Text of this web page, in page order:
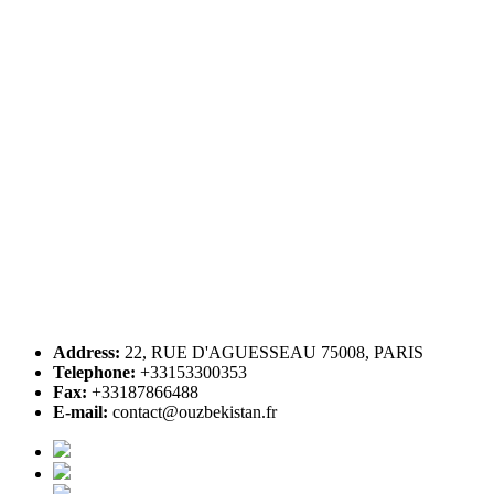
Address: 22, RUE D'AGUESSEAU 75008, PARIS
Telephone: +33153300353
Fax: +33187866488
E-mail: contact@ouzbekistan.fr